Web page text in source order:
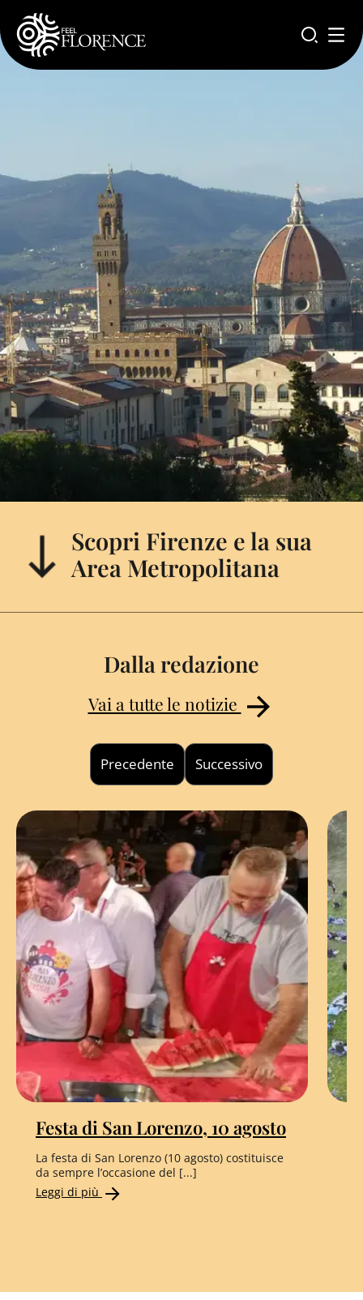
Salta al contenuto principale
Scopri Firenze e la sua
Area Metropolitana
Dalla redazione
Vai a tutte le notizie
Precedente Successivo
Festa di San Lorenzo, 10 agosto
La festa di San Lorenzo (10 agosto) costituisce
da sempre l’occasione del [...]
Leggi di più